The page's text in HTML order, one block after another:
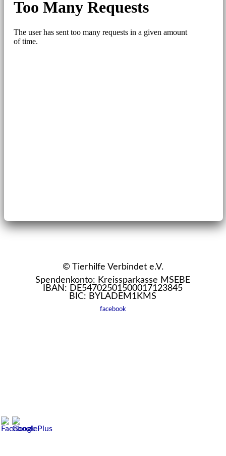
© Tierhilfe Verbindet e.V.
Spendenkonto: Kreissparkasse MSEBE
IBAN: DE54702501500017123845
BIC: BYLADEM1KMS
facebook